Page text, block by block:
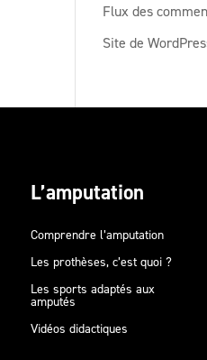
Flux des
Site de
L’amputation
Comprendre l’amputation
Les prothèses, c’est quoi ?
Les sports adaptés aux
amputés
Vidéos didactiques